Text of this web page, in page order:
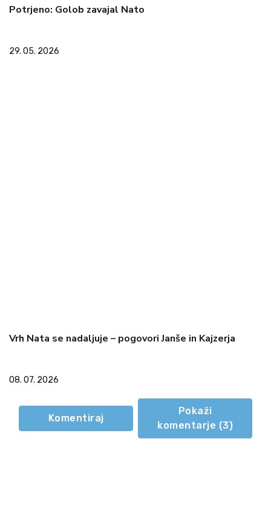
Potrjeno: Golob zavajal Nato
29. 05. 2026
Vrh Nata se nadaljuje – pogovori Janše in Kajzerja
08. 07. 2026
Komentiraj
Pokaži
komentarje (3)